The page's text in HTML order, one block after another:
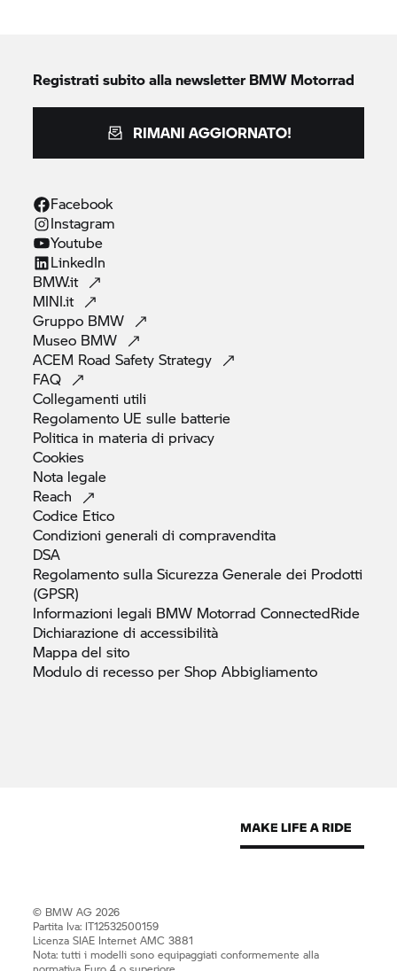
Registrati subito alla newsletterBMW Motorrad
RIMANI AGGIORNATO!
Facebook
Instagram
Youtube
LinkedIn
BMW.it
MINI.it
Gruppo BMW
Museo BMW
ACEM Road SafetyStrategy
FAQ
Collegamenti utili
Regolamento UE sulle batterie
Politica in materia di privacy
Cookies
Nota legale
Reach
Codice Etico
Condizioni generali dicompravendita
DSA
Regolamento sulla Sicurezza Generale dei Prodotti
(GPSR)
Informazioni legali BMW Motorrad ConnectedRide
Dichiarazione diaccessibilità
Mappa delsito
Modulo di recesso per ShopAbbigliamento
© BMW AG 2026
Partita Iva: IT12532500159
Licenza SIAE Internet AMC 3881
Nota: tutti i modelli sono equipaggiati conformemente alla